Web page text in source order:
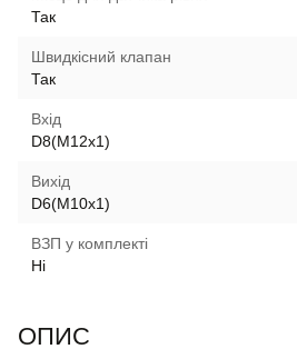
Так
Швидкісний клапан
Так
Вхід
D8(M12x1)
Вихід
D6(M10x1)
ВЗП у комплекті
Ні
ОПИС